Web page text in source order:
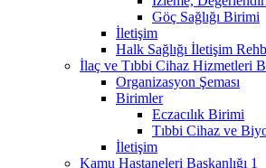
Göç Sağlığı Birimi
İletişim
Halk Sağlığı İletişim
İlaç ve Tıbbi Cihaz Hizmetleri
Organizasyon Şeması
Birimler
Eczacılık Birimi
Tıbbi Cihaz ve
İletişim
Kamu Hastaneleri Başkanlığı 1